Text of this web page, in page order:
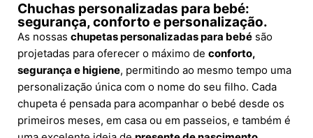
Chuchas personalizadas para bebé:
segurança, conforto e personalização.
As nossas chupetas personalizadas para bebé são
projetadas para oferecer o máximo de conforto,
segurança e higiene, permitindo ao mesmo tempo uma
personalização única com o nome do seu filho. Cada
chupeta é pensada para acompanhar o bebé desde os
primeiros meses, em casa ou em passeios, e também é